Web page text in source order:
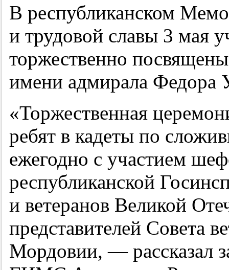
В республиканском
и трудовой славы 3
торжественно
имени адмирала Федора
«Торжественная
ребят в кадеты по
ежегодно с участием
республиканской
и ветеранов Великой
представителей Совета
Мордовии, — рассказал